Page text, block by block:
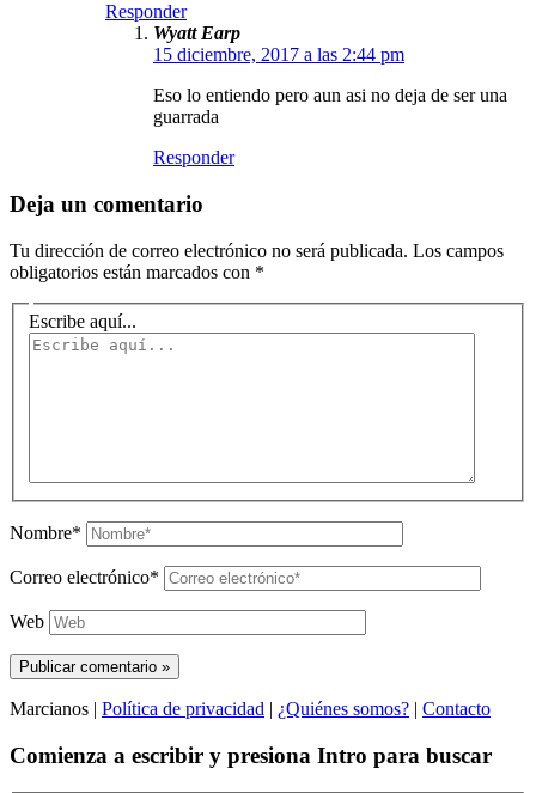
Responder
Wyatt Earp
15 diciembre, 2017 a las 2:44 pm
Eso lo entiendo pero aun asi no deja de ser una
guarrada
Responder
Deja un comentario
Tu dirección de correo electrónico no será publicada. Los campos
obligatorios están marcados con *
Escribe aquí...
Nombre*
Correo electrónico*
Web
Marcianos | Política de privacidad | ¿Quiénes somos? | Contacto
Comienza a escribir y presiona Intro para buscar